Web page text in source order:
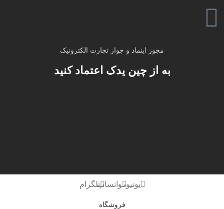
مجوز اینماد و جواز تجارت الکترونیک
به از چین یدک اعتماد کنید
یوتیوبواتساپتلگرام
فروشگاه